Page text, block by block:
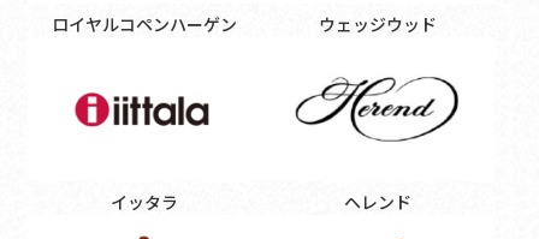
ロイヤルコペンハーゲン ウェッジウッド
イッタラ ヘレンド